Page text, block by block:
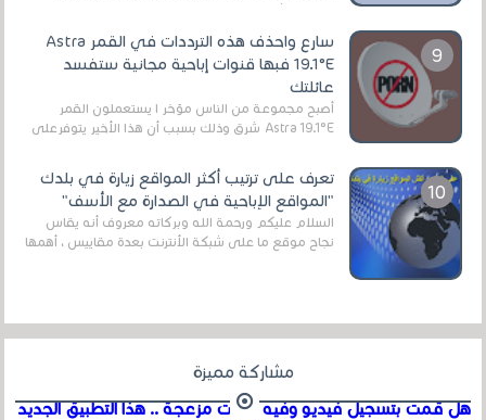
الرقمي الأرضي التقليدي، يُعدّ IPTV-org خيار...
سارع واحذف هذه الترددات في القمر Astra
19.1°E فبها قنوات إباحية مجانية ستفسد
عائلتك
أصبح مجموعة من الناس مؤخر ا يستعملون القمر
Astra 19.1°E شرق وذلك بسبب أن هذا الأخير يتوفرعلى
تعرف على ترتيب أكثر المواقع زيارة في بلدك
"المواقع الإباحية في الصدارة مع الأسف"
السلام عليكم ورحمة الله وبركاته معروف أنه يقاس
نجاح موقع ما على شبكة الأنترنت بعدة مقاييس ، أهمها
مشاركة مميزة
هل قمت بتسجيل فيديو وفيه أصوت مزعجة .. هذا التطبيق الجديد